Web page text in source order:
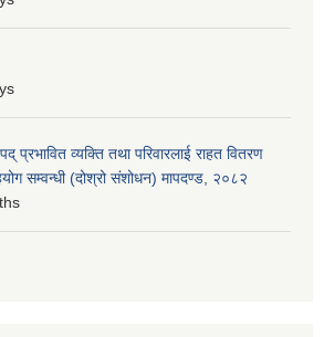
प्रभावित व्यक्ति तथा परिवारलाई राहत वितरण
सम्वन्धी (दोश्रो संशोधन) मापदण्ड, २०८२